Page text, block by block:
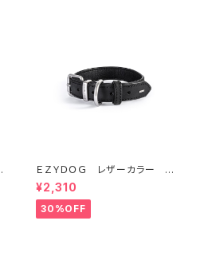
ＥＺＹＤＯＧ レザーカラー X
XS (全2色)
¥2,310
30%OFF